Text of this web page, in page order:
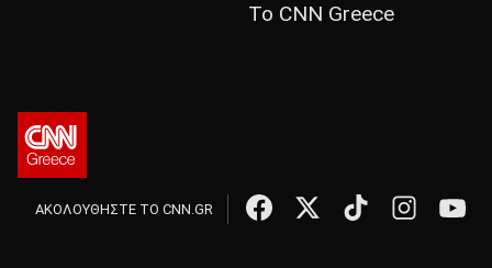
Το CNN Greece
ΑΚΟΛΟΥΘΗΣΤΕ ΤΟ CNN.GR